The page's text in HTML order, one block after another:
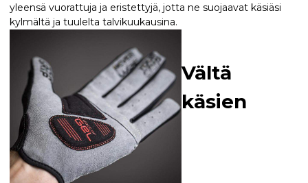
yleensä vuorattuja ja eristettyjä, jotta ne suojaavat käsiäsi
kylmältä ja tuulelta talvikuukausina.
Vältä
käsien